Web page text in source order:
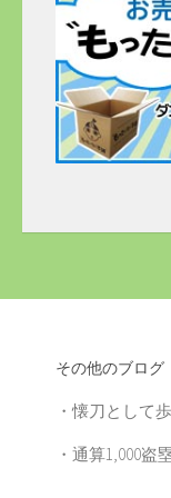
その他のブログ
・懐刀として
・ 通算1,000盗